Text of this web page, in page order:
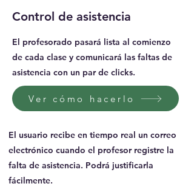
Control de asistencia
El profesorado pasará lista al comienzo
de cada clase y comunicará las faltas de
asistencia con un par de clicks.
Ver cómo hacerlo
El usuario recibe en tiempo real un correo
electrónico cuando el profesor registre la
falta de asistencia. Podrá justificarla
fácilmente.